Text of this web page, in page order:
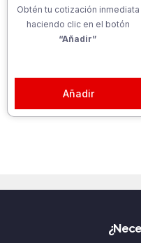
Obtén tu cotización inmediata
haciendo clic en el botón
“Añadir”
Añadir